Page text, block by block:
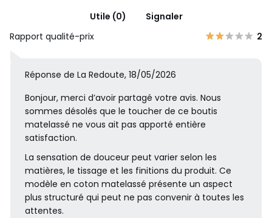
Utile (0)
Signaler
Rapport qualité-prix
2
Réponse de La Redoute, 18/05/2026
Bonjour, merci d’avoir partagé votre avis. Nous
sommes désolés que le toucher de ce boutis
matelassé ne vous ait pas apporté entière
satisfaction.
La sensation de douceur peut varier selon les
matières, le tissage et les finitions du produit. Ce
modèle en coton matelassé présente un aspect
plus structuré qui peut ne pas convenir à toutes les
attentes.